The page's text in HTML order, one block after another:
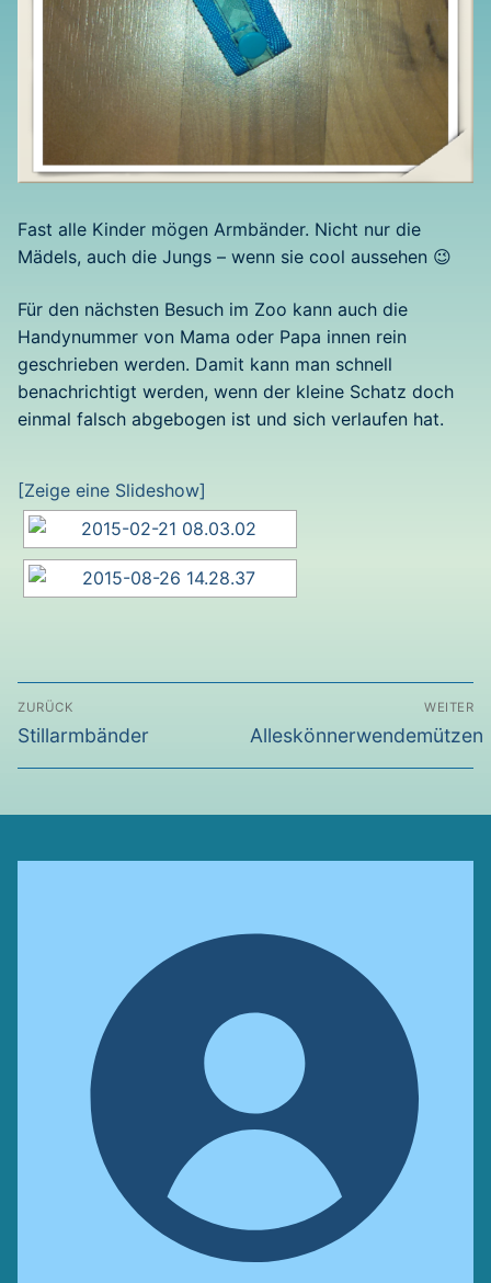
Fast alle Kinder mögen Armbänder. Nicht nur die
Mädels, auch die Jungs – wenn sie cool aussehen 😉
Für den nächsten Besuch im Zoo kann auch die
Handynummer von Mama oder Papa innen rein
geschrieben werden. Damit kann man schnell
benachrichtigt werden, wenn der kleine Schatz doch
einmal falsch abgebogen ist und sich verlaufen hat.
[Zeige eine Slideshow]
Beitragsnavigation
ZURÜCK
Vorheriger
Stillarmbänder
WEITER
Nächster
Alleskönnerwendemützen